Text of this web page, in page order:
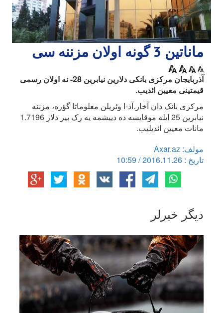
ماناتین 3 گونه اولان مزننه سی
آذربایجان مرکزی بانکی دلارین نیابرین 28- نه اولان رسمی
قیمتینی معیین ائدیب.
مرکزی بانک دان آخار.آذ-ا وئریلن معلوماتا گؤره، مزننه
نیابرین 25 ایله موقایسه ده دییشمه یه رک بیر دلار 1.7196
مانات معیین ائدیلیب.
مولف: Axar.az
تاریخ : 2016.11.26 / 10:59
دیگر خبرلر